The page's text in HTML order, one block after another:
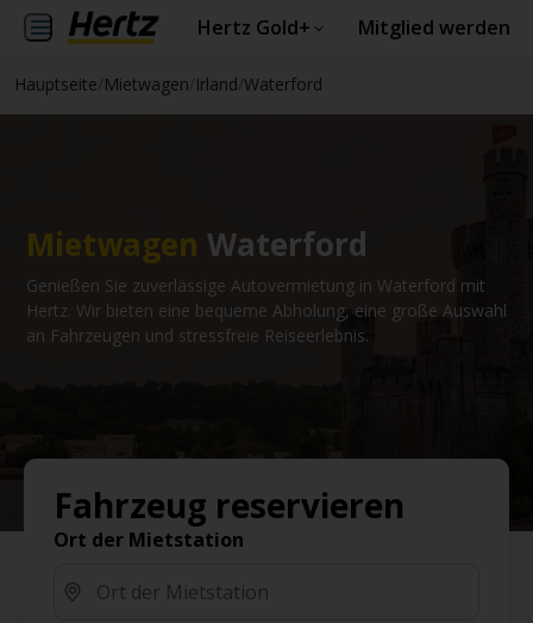
Hertz Gold+ Mitglied werden
Hauptseite Mietwagen Irland Waterford
Mietwagen Waterford
Genießen Sie zuverlässige Autovermietung in Waterford mit
Hertz. Wir bieten eine bequeme Abholung, eine große Auswahl
an Fahrzeugen und stressfreie Reiseerlebnis.
Fahrzeug reservieren
Ort der Mietstation